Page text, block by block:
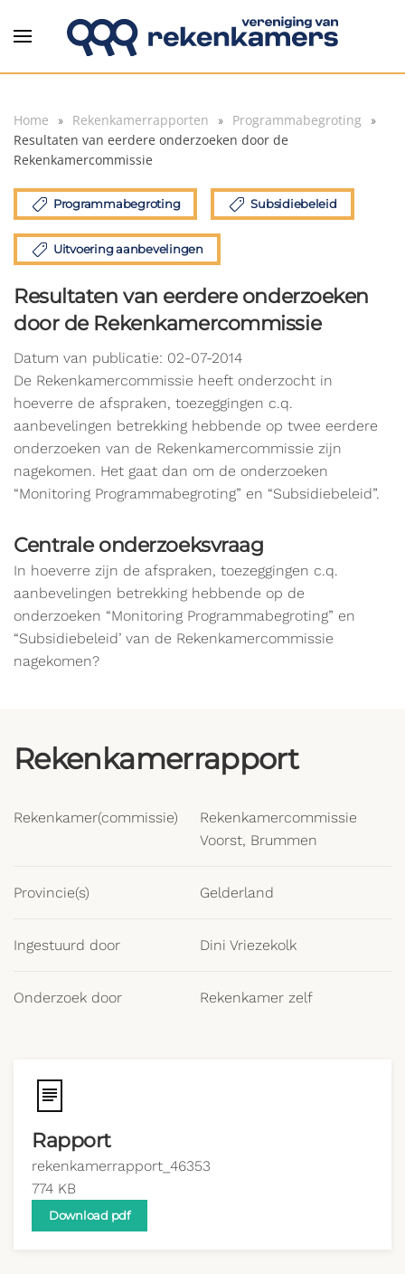
Overslaan en naar de inhoud gaan
Home Rekenkamerrapporten
Programmabegroting
Resultaten van eerdere onderzoeken door de
Rekenkamercommissie
Programmabegroting Subsidiebeleid
Uitvoering aanbevelingen
Resultaten van eerdere onderzoeken
door de Rekenkamercommissie
Datum van publicatie: 02-07-2014
De Rekenkamercommissie heeft onderzocht in
hoeverre de afspraken, toezeggingen c.q.
aanbevelingen betrekking hebbende op twee eerdere
onderzoeken van de Rekenkamercommissie zijn
nagekomen. Het gaat dan om de onderzoeken
“Monitoring Programmabegroting” en “Subsidiebeleid”.
Centrale onderzoeksvraag
In hoeverre zijn de afspraken, toezeggingen c.q.
aanbevelingen betrekking hebbende op de
onderzoeken “Monitoring Programmabegroting” en
“Subsidiebeleid’ van de Rekenkamercommissie
nagekomen?
Rekenkamerrapport
Rekenkamer(commissie)
Rekenkamercommissie
Voorst, Brummen
Provincie(s) Gelderland
Ingestuurd door Dini Vriezekolk
Onderzoek door Rekenkamer zelf
Rapport
rekenkamerrapport_46353
774 KB
Download pdf